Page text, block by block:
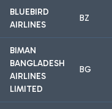
BLUEBIRD
AIRLINES
BZ
BIMAN
BANGLADESH
AIRLINES
LIMITED
BG